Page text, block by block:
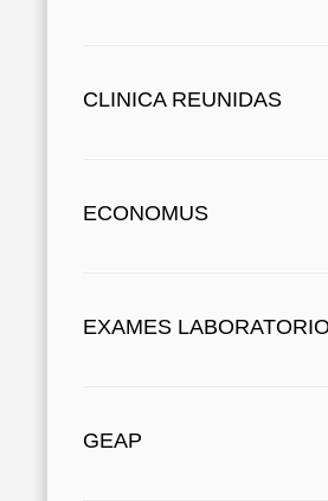
CLINICA REUNIDAS
ECONOMUS
EXAMES
GEAP